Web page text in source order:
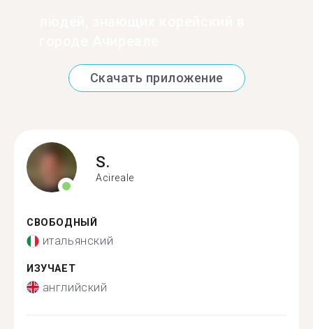
Скачать приложение
S.
Acireale
СВОБОДНЫЙ
итальянский
ИЗУЧАЕТ
английский